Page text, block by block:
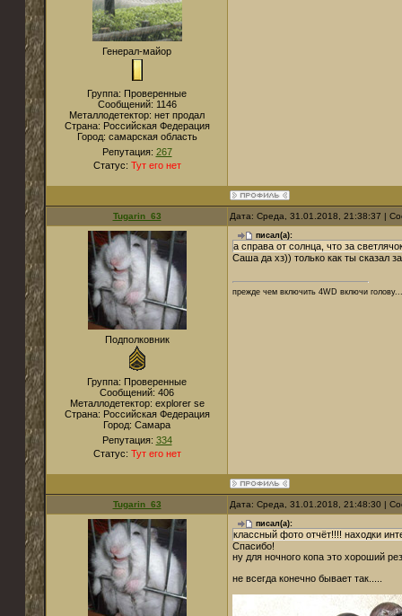
Генерал-майор
Группа: Проверенные
Сообщений: 1146
Металлодетектор: нет продал
Страна: Российская Федерация
Город: самарская область
Репутация: 267
Статус: Тут его нет
Tugarin_63 Дата: Среда, 31.01.2018, 21:38:37 |
Подполковник
Группа: Проверенные
Сообщений: 406
Металлодетектор: explorer se
Страна: Российская Федерация
Город: Самара
Репутация: 334
Статус: Тут его нет
писал(а):
а справа от солнца, что за
Саша да хз)) только как ты сказал
прежде чем включить 4WD включи голову...
Tugarin_63 Дата: Среда, 31.01.2018, 21:48:30 |
писал(а):
классный фото отчёт!!!! находки
Спасибо!
ну для ночного копа это хороший
не всегда конечно бывает так.....